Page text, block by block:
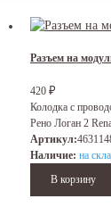
Разъем на
420 ₽
Колодка с
Рено Логан 2
Артикул:
Наличие: на